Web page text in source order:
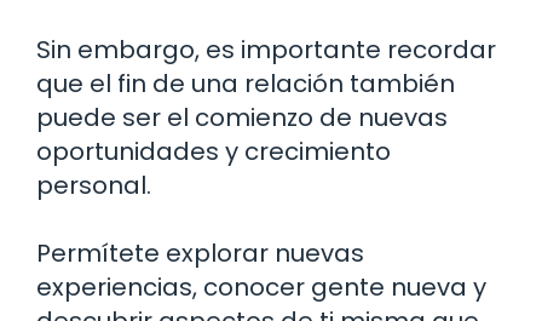
Sin embargo, es importante recordar
que el fin de una relación también
puede ser el comienzo de nuevas
oportunidades y crecimiento
personal.
Permítete explorar nuevas
experiencias, conocer gente nueva y